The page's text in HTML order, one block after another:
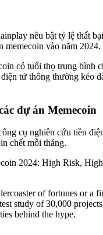
nêu bật tỷ lệ thất
memecoin vào năm 2024.
có tuổi thọ trung bình
tử thông thường kéo
dự án Memecoin
cụ nghiên cứu tiền
chết mỗi tháng.
2024: High Risk,
of fortunes or a
study of 30,000
behind the hype.